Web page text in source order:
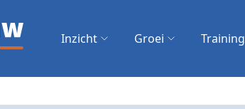
Inzicht Groei
zoek?